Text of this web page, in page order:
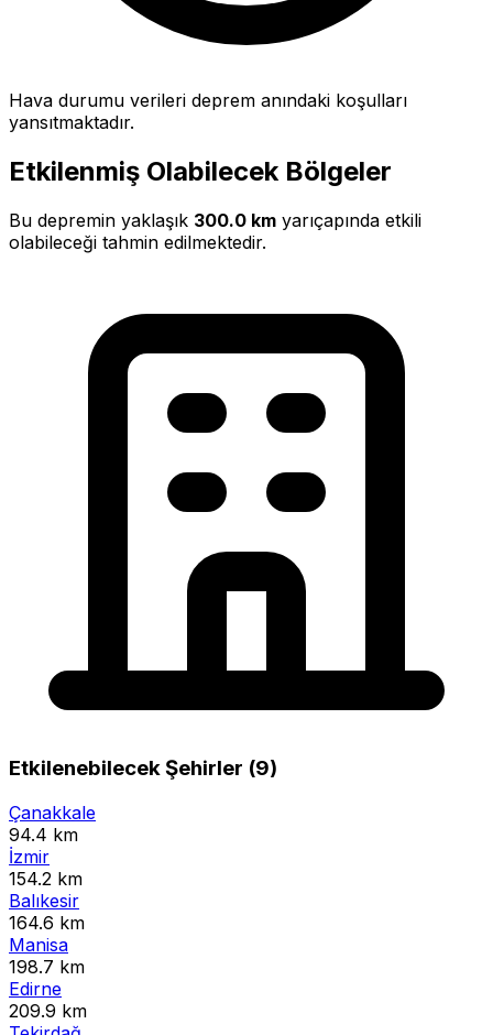
Hava durumu verileri deprem anındaki koşulları
yansıtmaktadır.
Etkilenmiş Olabilecek Bölgeler
Bu depremin yaklaşık 300.0 km yarıçapında etkili
olabileceği tahmin edilmektedir.
Etkilenebilecek Şehirler (9)
Çanakkale
94.4 km
İzmir
154.2 km
Balıkesir
164.6 km
Manisa
198.7 km
Edirne
209.9 km